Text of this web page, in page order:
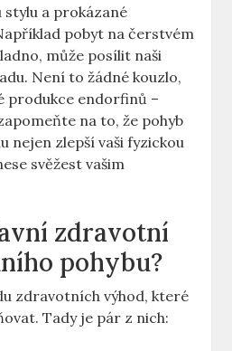
a prokázané
pobyt na čerstvém
může posílit naši
Není to žádné kouzlo,
produkce endorfinů ⁢–
na to, že pohyb
nejen zlepší vaši fyzickou
svěžest vašim
⁣zdravotní
pohybu?
‌zdravotních ‍výhod, které
​Tady je ‌pár z nich: